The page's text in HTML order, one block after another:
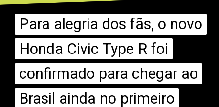
Para alegria dos fãs, o novo
Honda Civic Type R foi
confirmado para chegar ao
Brasil ainda no primeiro
Para alegria dos fãs, o novo
Honda Civic Type R foi
confirmado para chegar ao
Brasil ainda no primeiro